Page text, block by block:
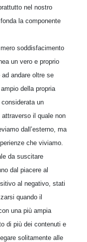
nel nostro
la componente
soddisfacimento
un vero e proprio
andare oltre se
della propria
un
il quale non
dall’esterno, ma
che viviamo.
da suscitare
dal piacere al
al negativo, stati
quando il
una più ampia
di più dei contenuti e
solitamente alle